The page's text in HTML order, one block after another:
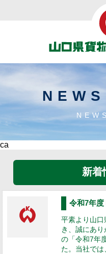
ca
新着
令和7年
平素より山
き、誠にあ
の「令和7年
た。当社で